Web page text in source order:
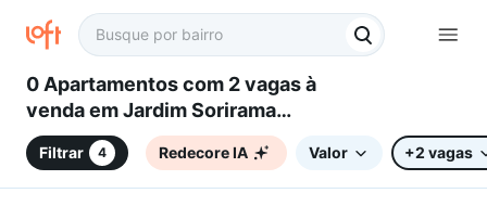
0 Apartamentos com 2 vagas à
venda em Jardim Sorirama
(Sousas), Campinas, SP
Filtrar 4 Redecore IA Valor +2 vagas